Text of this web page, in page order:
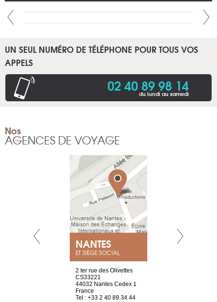
UN SEUL NUMÉRO DE TÉLÉPHONE POUR TOUS VOS
APPELS
02 40 89 98 14
du lundi au samedi
Nos
AGENCES DE VOYAGE
NANTES
ET SIÈGE SOCIAL
2 ter rue des Olivettes
CS33221
44032 Nantes Cedex 1
France
Tel : +33 2 40 89 34 44